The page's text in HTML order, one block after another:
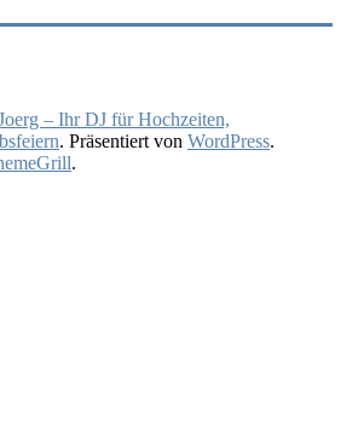
– Ihr DJ für Hochzeiten,
. Präsentiert von WordPress.
.